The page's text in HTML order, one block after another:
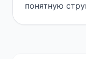
понятную